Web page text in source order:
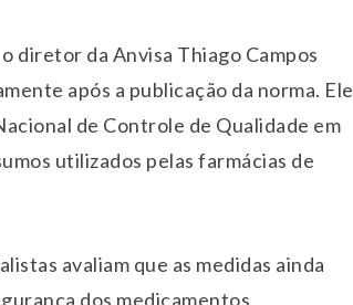
diretor da Anvisa Thiago Campos
após a publicação da norma. Ele
de Controle de Qualidade em
utilizados pelas farmácias de
avaliam que as medidas ainda
dos medicamentos